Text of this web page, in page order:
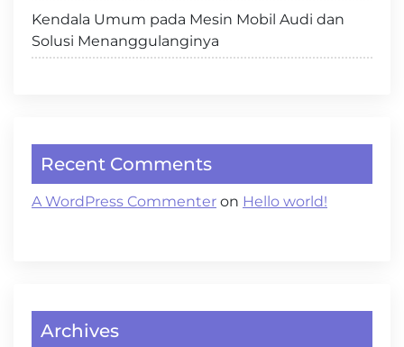
Kendala Umum pada Mesin Mobil Audi dan
Solusi Menanggulanginya
Recent Comments
A WordPress Commenter on Hello world!
Archives